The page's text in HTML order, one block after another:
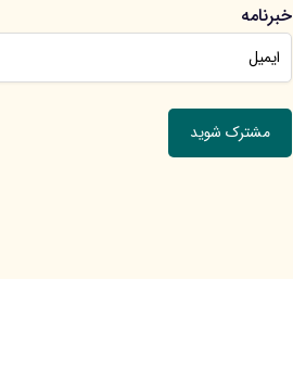
خبرنامه
جهت عضویت در خبرنامه ایمیل خود را وارد کنید.